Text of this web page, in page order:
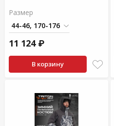
Размер
11 124 ₽
В корзину